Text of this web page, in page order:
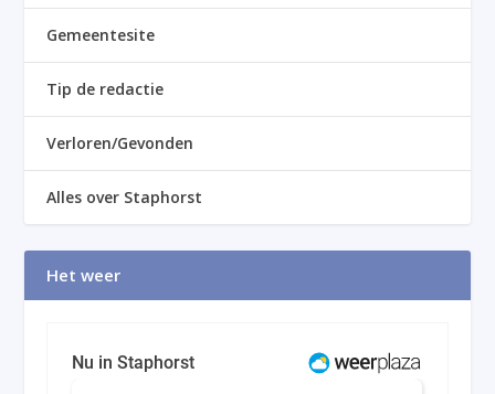
Gemeentesite
Tip de redactie
Verloren/Gevonden
Alles over Staphorst
Het weer